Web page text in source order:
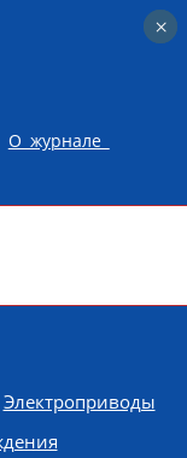
О журнале
Электроприводы
×
×